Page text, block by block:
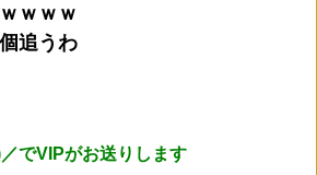
ｗｗｗ
追うわ
でVIPがお送りします